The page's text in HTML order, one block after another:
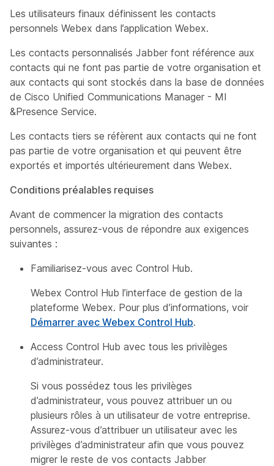
Les utilisateurs finaux définissent les contacts
personnels Webex dans l’application Webex.
Les contacts personnalisés Jabber font référence aux
contacts qui ne font pas partie de votre organisation et
aux contacts qui sont stockés dans la base de données
de Cisco Unified Communications Manager - MI
&Presence Service.
Les contacts tiers se réfèrent aux contacts qui ne font
pas partie de votre organisation et qui peuvent être
exportés et importés ultérieurement dans Webex.
Conditions préalables requises
Avant de commencer la migration des contacts
personnels, assurez-vous de répondre aux exigences
suivantes :
Familiarisez-vous avec Control Hub.
Webex Control Hub l’interface de gestion de la
plateforme Webex. Pour plus d’informations, voir
Démarrer avec Webex Control Hub.
Access Control Hub avec tous les privilèges
d’administrateur.
Si vous possédez tous les privilèges
d’administrateur, vous pouvez attribuer un ou
plusieurs rôles à un utilisateur de votre entreprise.
Assurez-vous d’attribuer un utilisateur avec les
privilèges d’administrateur afin que vous pouvez
migrer le reste de vos contacts Jabber